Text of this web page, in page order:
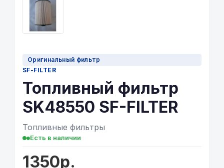
Оригинальный фильтр
SF-FILTER
Топливный фильтр
SK48550 SF-FILTER
Топливные фильтры
Есть в наличии
1350р.